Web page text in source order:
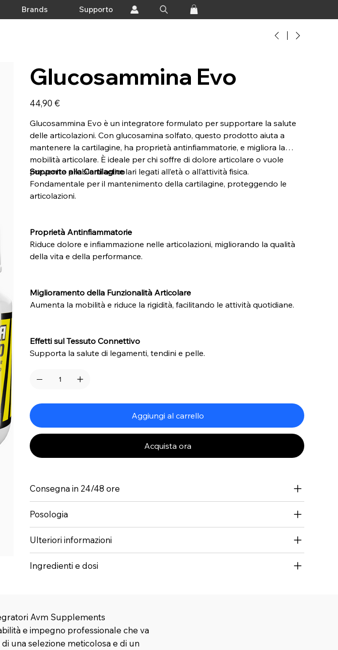
Brands Supporto
Glucosammina Evo
Prezzo
44,90 €
Glucosammina Evo è un integratore formulato per supportare la salute
delle articolazioni. Con glucosamina solfato, questo prodotto aiuta a
mantenere la cartilagine, ha proprietà antinfiammatorie, e migliora la
mobilità articolare. È ideale per chi soffre di dolore articolare o vuole
prevenire problemi articolari legati all’età o all’attività fisica.
Supporto alla Cartilagine
Fondamentale per il mantenimento della cartilagine, proteggendo le
articolazioni.
Proprietà Antinfiammatorie
Riduce dolore e infiammazione nelle articolazioni, migliorando la qualità
della vita e della performance.
Miglioramento della Funzionalità Articolare
Aumenta la mobilità e riduce la rigidità, facilitando le attività quotidiane.
Effetti sul Tessuto Connettivo
Supporta la salute di legamenti, tendini e pelle.
Aggiungi al carrello
Acquista ora
Consegna in 24/48 ore
Posologia
Ulteriori informazioni
Ingredienti e dosi
Avm Supplements
e impegno professionale che va
una selezione meticolosa e di un